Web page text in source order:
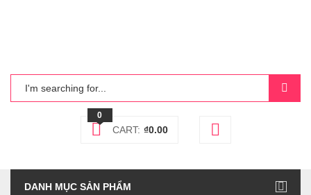
0
CART: ₫0.00
DANH MỤC SẢN PHẨM